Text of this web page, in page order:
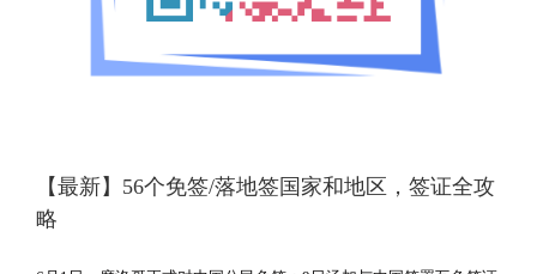
【最新】56个免签/落地签国家和地区，签证全攻
略